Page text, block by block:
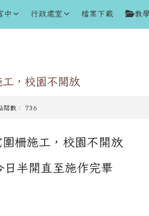
中 行政處室 檔案下載 教
，校園不開放
閱數： 736
柵施工，校園不開放
半開直至施作完畢